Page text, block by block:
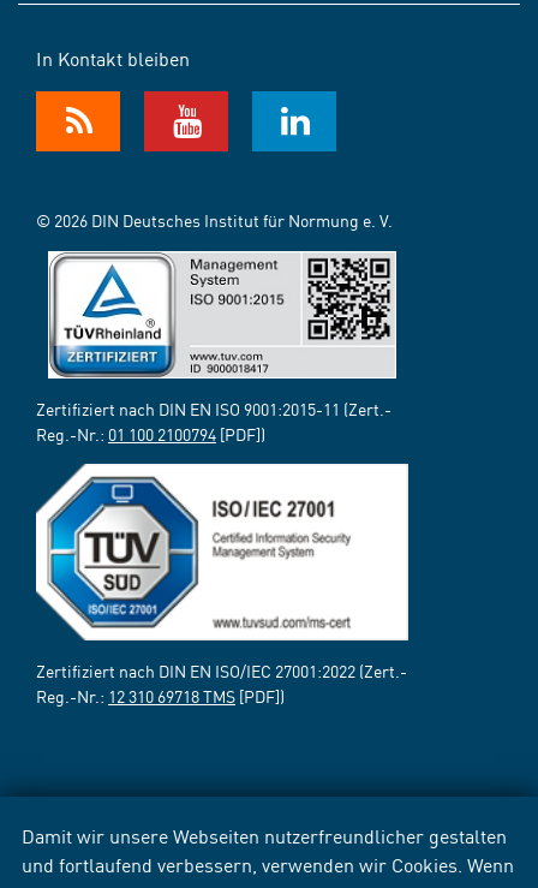
Damit wir unsere Webseiten nutzerfreundlicher gestalten
und fortlaufend verbessern, verwenden wir Cookies. Wenn
In Kontakt bleiben
© 2026 DIN Deutsches Institut für Normung e. V.
Zertifiziert nach DIN EN ISO 9001:2015-11 (Zert.-
Reg.-Nr.: 01 100 2100794 [PDF])
Zertifiziert nach DIN EN ISO/IEC 27001:2022 (Zert.-
Reg.-Nr.: 12 310 69718 TMS [PDF])